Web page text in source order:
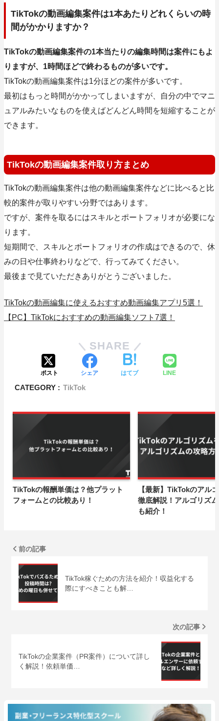
TikTokの動画編集案件は1本あたりどれくらいの時
間がかかりますか？
TikTokの動画編集案件の1本当たりの編集時間は案件にもよ
りますが、1時間ほどで終わるものが多いです。
TikTokの動画編集案件は1分ほどの案件が多いです。
最初はもっと時間がかかってしまいますが、自分の中でマニ
ュアルみたいなものを使えばどんどん時間を短縮することが
できます。
TikTokの動画編集案件取り方まとめ
TikTokの動画編集案件は他の動画編集案件などに比べると比
較的案件が取りやすい分野ではあります。
ですが、案件を取るにはスキルとポートフォリオが必要にな
ります。
短期間で、スキルとポートフォリオの作成はできるので、休
みの日や仕事終わりなどで、行ってみてください。
最後まで見ていただきありがとうございました。
TikTokの動画編集に使えるおすすめ動画編集アプリ5選！
【PC】TikTokにおすすめの動画編集ソフト7選！
SHARE
ポスト シェア はてブ LINE
CATEGORY : TikTok
TikTokの報酬単価は？他プラット
フォームとの比較あり！
【最新】TikTokのアル
徹底解説！アルゴリズ
も紹介！
前の記事
TikTok稼ぐための方法を紹介！収益化する
際にすべきことも解…
次の記事
TikTokの企業案件（PR案件）について詳し
く解説！依頼単価…